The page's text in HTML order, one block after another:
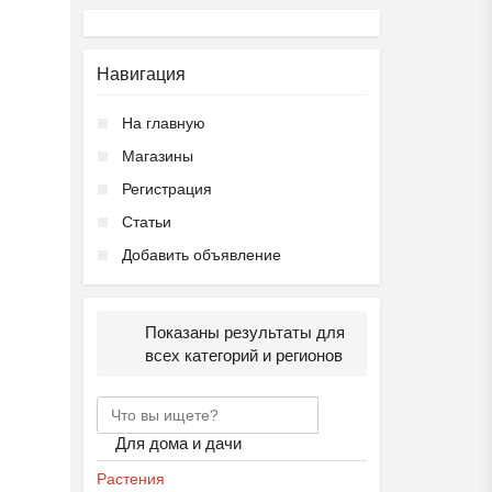
Навигация
На главную
Магазины
Регистрация
Статьи
Добавить объявление
Показаны результаты для
всех категорий и регионов
Для дома и дачи
Растения